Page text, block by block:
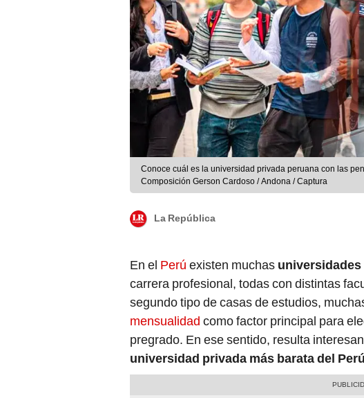
Conoce cuál es la universidad privada peruana con las
Composición Gerson Cardoso / Andona / Captura
La República
En el Perú existen muchas
carrera profesional, todas con distintas
segundo tipo de casas de estudios,
mensualidad como factor principal para
pregrado. En ese sentido, resulta
universidad privada más barata del Perú